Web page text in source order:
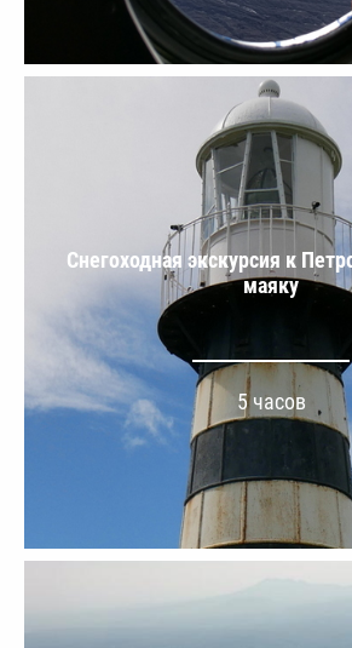
Снегоходная экскурсия к
маяку
5 часов